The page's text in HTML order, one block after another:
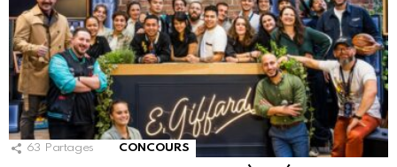
63 Partages CONCOURS